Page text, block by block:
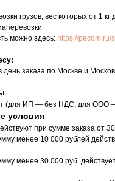
грузов, вес которых от 1 кг
можно здесь: https://
день заказа по Москве и
(для ИП — без НДС, для ООО
условия
при сумме заказа от
менее 10 000 рублей
менее 30 000 руб.